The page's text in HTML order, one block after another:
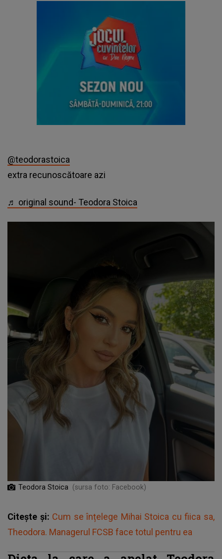
@teodorastoica
extra recunoscătoare azi
♬ original sound- Teodora Stoica
Teodora Stoica (sursa foto: Facebook)
Citește și: Cum se înțelege Mihai Stoica cu fiica sa,
Theodora. Managerul FCSB face totul pentru ea